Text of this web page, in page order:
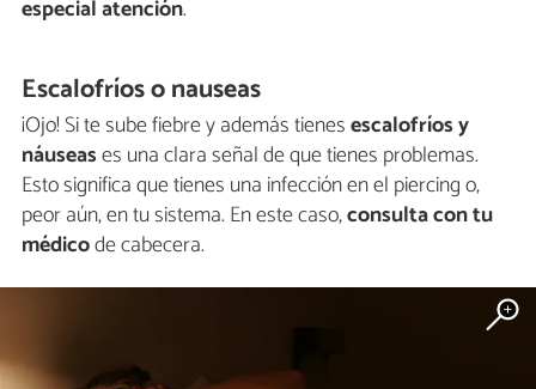
especial atención.
Escalofríos o nauseas
¡Ojo! Si te sube fiebre y además tienesescalofríos y
náuseases una clara señal de que tienes problemas.
Esto significa que tienes una infección en el piercing o,
peor aún, en tu sistema. En este caso,consulta con tu
médicode cabecera.